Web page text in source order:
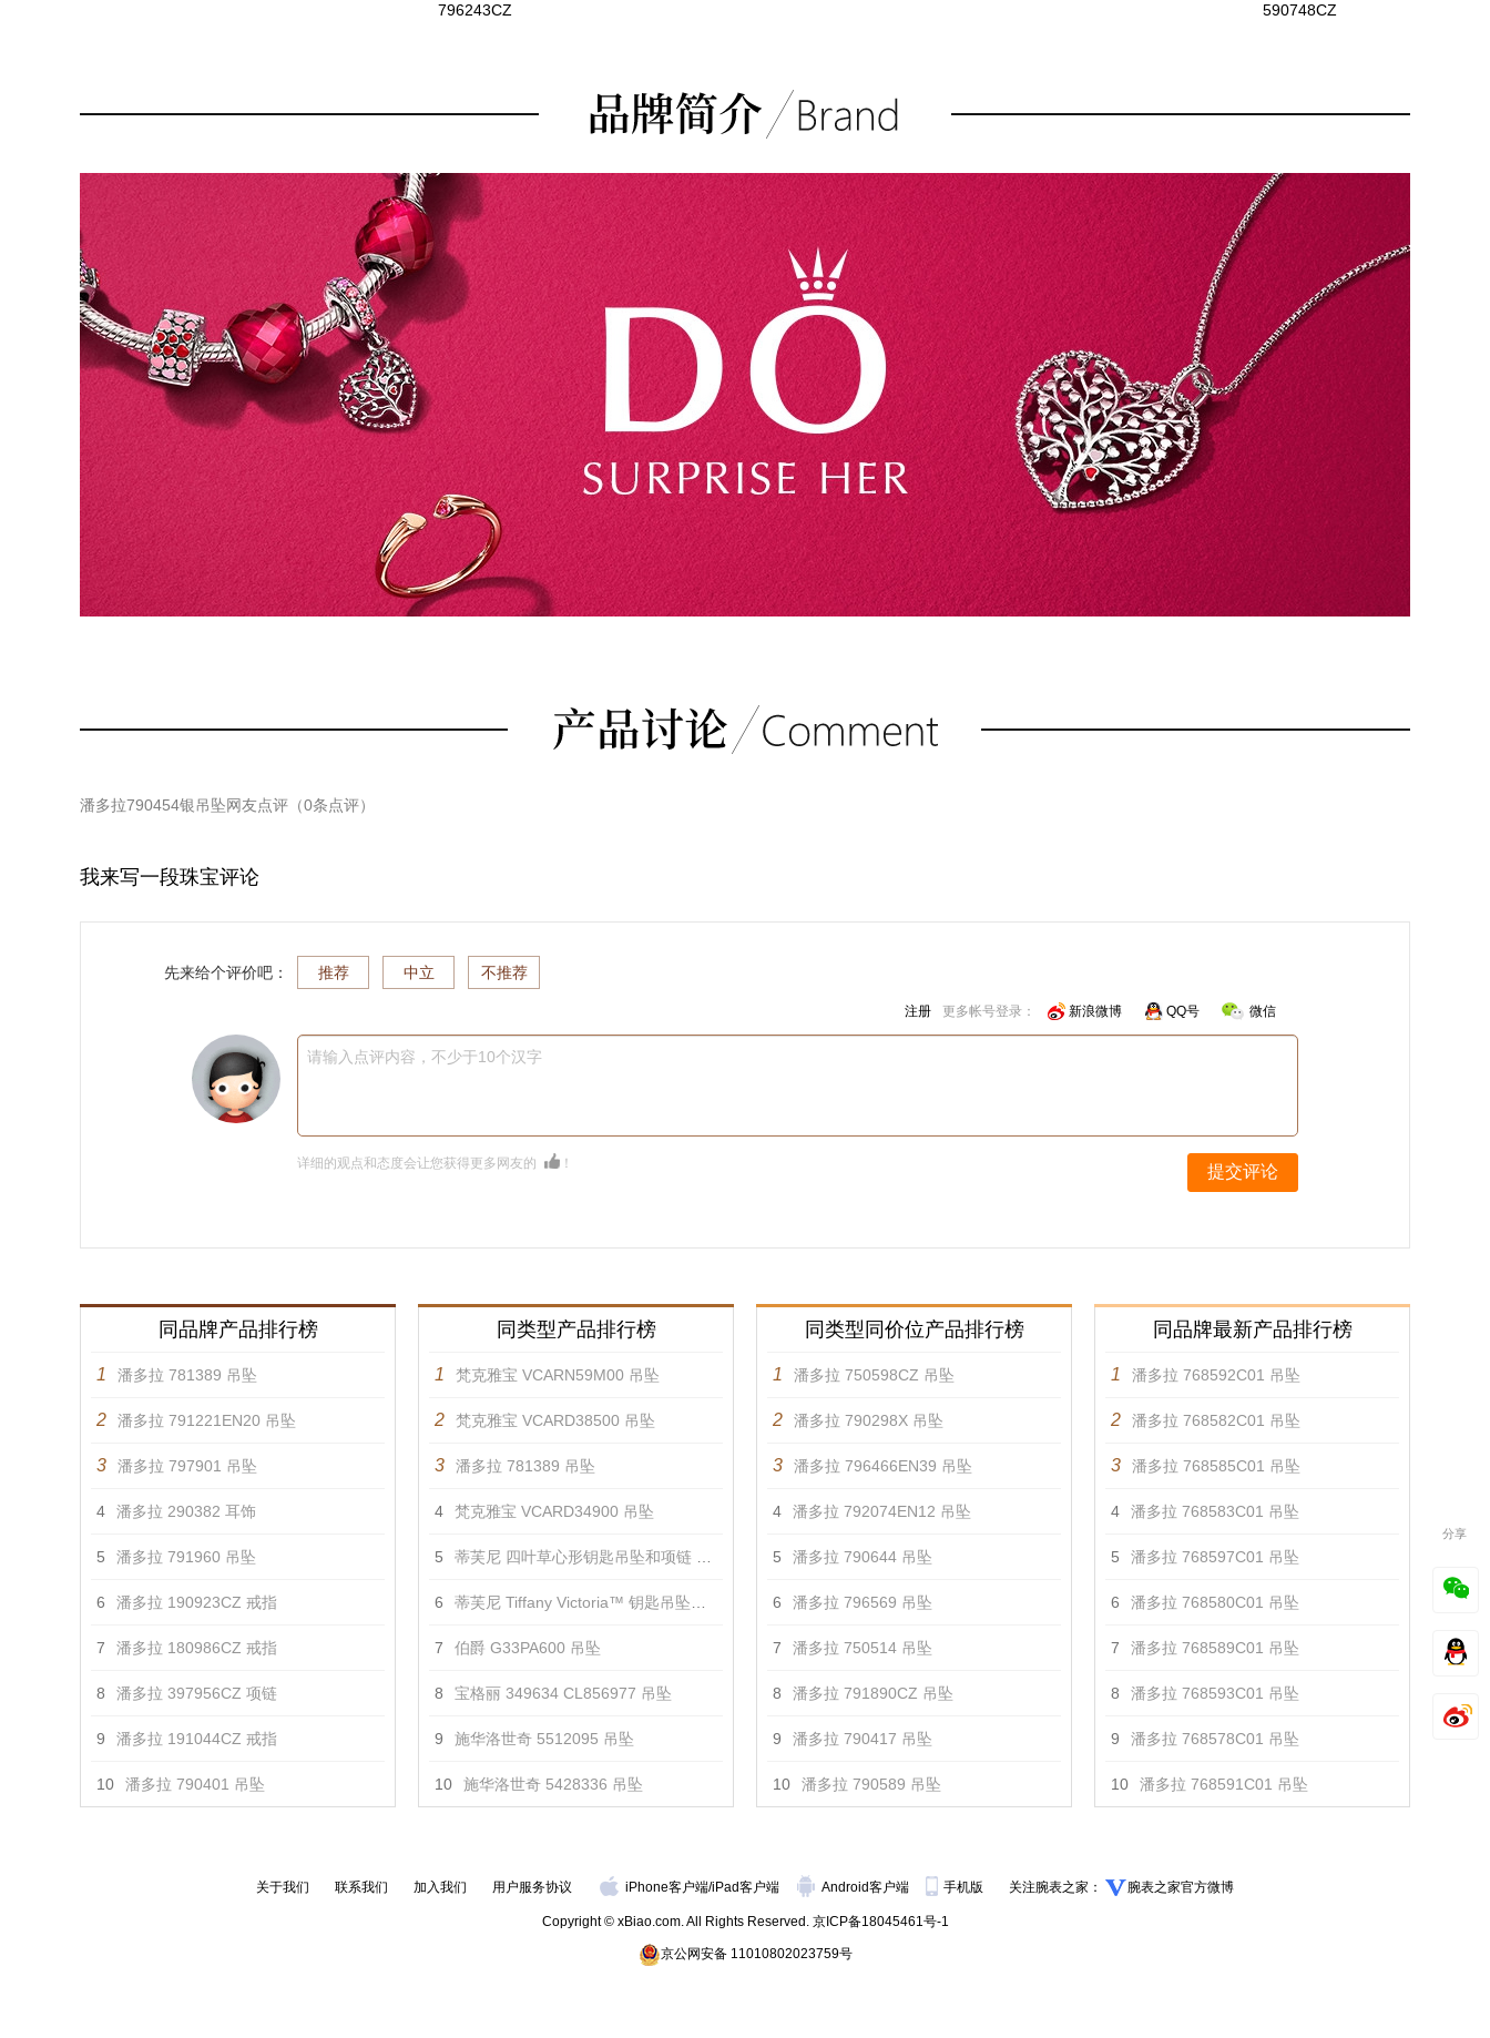
796243CZ
590748CZ
潘多拉790454银吊坠网友点评（0条点评）
我来写一段珠宝评论
先来给个评价吧： 推荐 中立 不推荐
注册 更多帐号登录： 新浪微博 QQ号 微信
请输入点评内容，不少于10个汉字
详细的观点和态度会让您获得更多网友的 ！ 提交评论
同品牌产品排行榜
1 潘多拉 781389 吊坠
2 潘多拉 791221EN20 吊坠
3 潘多拉 797901 吊坠
4 潘多拉 290382 耳饰
5 潘多拉 791960 吊坠
6 潘多拉 190923CZ 戒指
7 潘多拉 180986CZ 戒指
8 潘多拉 397956CZ 项链
9 潘多拉 191044CZ 戒指
10 潘多拉 790401 吊坠
同类型产品排行榜
1 梵克雅宝 VCARN59M00 吊坠
2 梵克雅宝 VCARD38500 吊坠
3 潘多拉 781389 吊坠
4 梵克雅宝 VCARD34900 吊坠
5 蒂芙尼 四叶草心形钥匙吊坠和项链 吊坠
6 蒂芙尼 Tiffany Victoria™ 钥匙吊坠项链 吊坠
7 伯爵 G33PA600 吊坠
8 宝格丽 349634 CL856977 吊坠
9 施华洛世奇 5512095 吊坠
10 施华洛世奇 5428336 吊坠
同类型同价位产品排行榜
1 潘多拉 750598CZ 吊坠
2 潘多拉 790298X 吊坠
3 潘多拉 796466EN39 吊坠
4 潘多拉 792074EN12 吊坠
5 潘多拉 790644 吊坠
6 潘多拉 796569 吊坠
7 潘多拉 750514 吊坠
8 潘多拉 791890CZ 吊坠
9 潘多拉 790417 吊坠
10 潘多拉 790589 吊坠
同品牌最新产品排行榜
1 潘多拉 768592C01 吊坠
2 潘多拉 768582C01 吊坠
3 潘多拉 768585C01 吊坠
4 潘多拉 768583C01 吊坠
5 潘多拉 768597C01 吊坠
6 潘多拉 768580C01 吊坠
7 潘多拉 768589C01 吊坠
8 潘多拉 768593C01 吊坠
9 潘多拉 768578C01 吊坠
10 潘多拉 768591C01 吊坠
关于我们 联系我们 加入我们 用户服务协议 iPhone客户端/iPad客户端 Android客户端 手机版 关注腕表之家： 腕表之家官方微博
Copyright © xBiao.com. All Rights Reserved. 京ICP备18045461号-1
京公网安备 11010802023759号
分享